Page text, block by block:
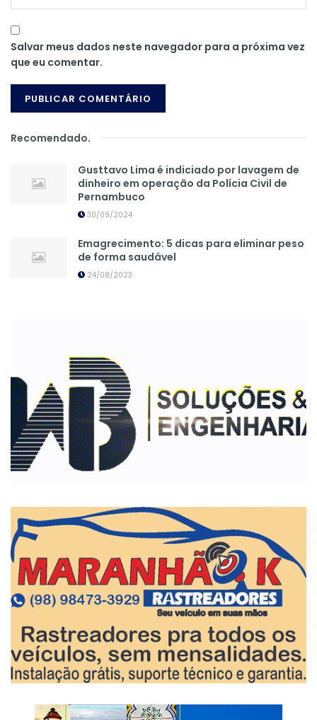
Salvar meus dados neste navegador para a próxima vez
que eu comentar.
Recomendado.
Gusttavo Lima é indiciado por lavagem de
dinheiro em operação da Polícia Civil de
Pernambuco
30/09/2024
Emagrecimento: 5 dicas para eliminar peso
de forma saudável
24/08/2023